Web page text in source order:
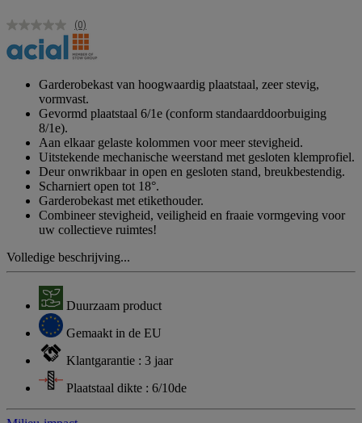
Geen
scorewaarde.
Dezelfde
(0)
Garderobekast van hoogwaardig plaatstaal, zeer stevig,
vormvast.
Gevormd plaatstaal 6/1e (conform standaarddoorbuiging
8/1e).
Aan elkaar gelaste kolommen voor meer stevigheid.
Uitstekende mechanische weerstand met gesloten klemprofiel.
Deur onwrikbaar in open en gesloten stand, breukbestendig.
Scharniert open tot 18°.
Garderobekast met etikethouder.
Combineer stevigheid, veiligheid en fraaie vormgeving voor
uw collectieve ruimtes!
Volledige beschrijving...
Duurzaam product
Gemaakt in de EU
Klantgarantie : 3 jaar
Plaatstaal dikte : 6/10de